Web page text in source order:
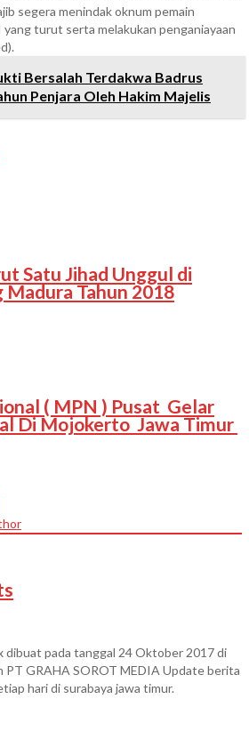
segera menindak oknum pemain
turut serta melakukan penganiayaan
Bersalah Terdakwa Badrus
Penjara Oleh Hakim Majelis
Satu Jihad Unggul di
Madura Tahun 2018
( MPN ) Pusat Gelar
Di Mojokerto Jawa Timur
dibuat pada tanggal 24 Oktober 2017 di
PT GRAHA SOROT MEDIA Update berita
hari di surabaya jawa timur.